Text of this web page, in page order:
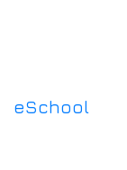
eSchool